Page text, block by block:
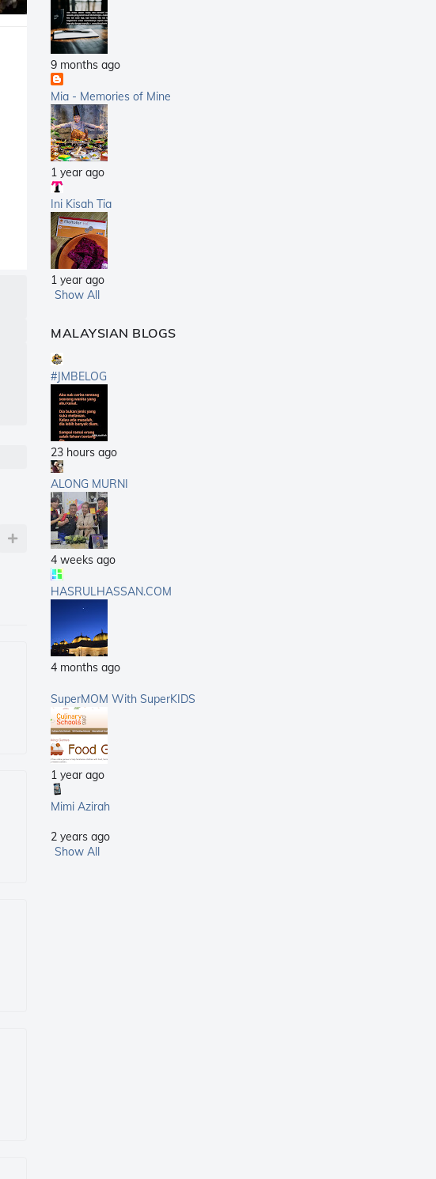
9 months ago
Mia - Memories of Mine
1 year ago
Ini Kisah Tia
1 year ago
Show All
MALAYSIAN BLOGS
#JMBELOG
23 hours ago
ALONG MURNI
4 weeks ago
HASRULHASSAN.COM
4 months ago
SuperMOM With SuperKIDS
1 year ago
Mimi Azirah
2 years ago
Show All